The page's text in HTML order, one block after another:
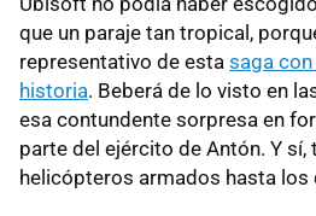
que un paraje tan tropical,
representativo de esta saga
historia. Beberá de lo visto en
esa contundente sorpresa en
parte del ejército de Antón. Y sí,
helicópteros armados hasta los